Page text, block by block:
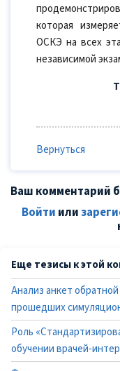
которая
ОСКЭ на всех
независимой
Вернуться
Ваш комментарий
Войти или
Еще тезисы к этой
Анализ анкет
прошедших
Роль
обучении врачей-